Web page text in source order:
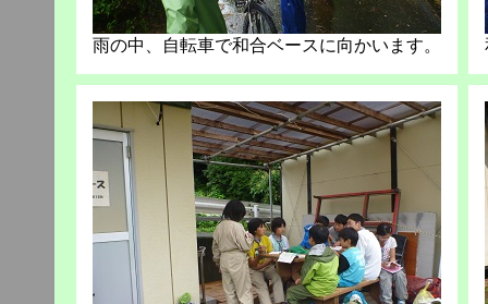
雨の中、自転車で和合ベースに向かいます。